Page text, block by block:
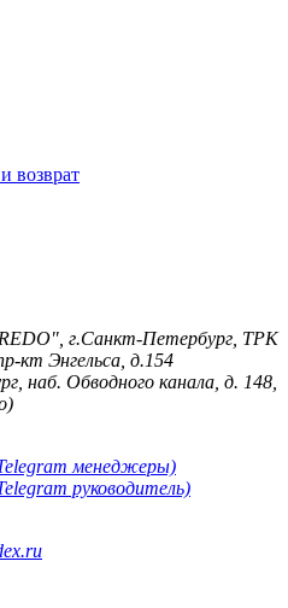
возврат
г.Санкт-Петербург, ТРК
кт Энгельса, д.154
наб. Обводного канала, д. 148,
менеджеры)
руководитель)